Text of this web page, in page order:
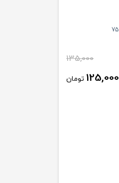
135,000
125,000 تومان